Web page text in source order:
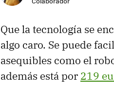
Que la tecnología se
algo caro. Se puede
asequibles como el
además está por 219